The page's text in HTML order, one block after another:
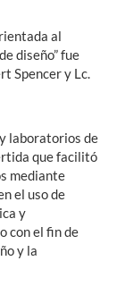
al
diseño” fue
Spencer y Lc.
laboratorios de
que facilitó
mediante
el uso de
y
con el fin de
y la